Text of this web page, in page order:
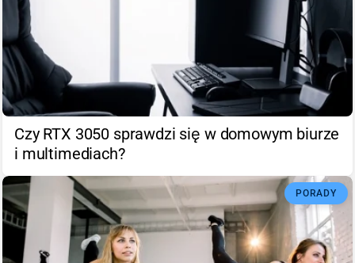
Czy RTX 3050 sprawdzi się w domowym biurze
i multimediach?
PORADY